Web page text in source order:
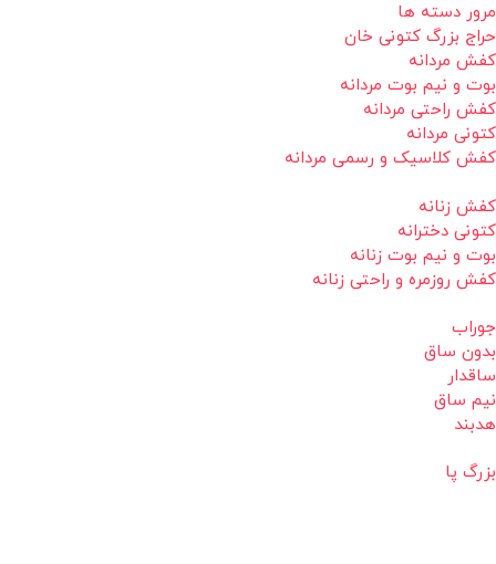
مرور دسته ها
حراج بزرگ کتونی خان
کفش مردانه
بوت و نیم بوت مردانه
کفش راحتی مردانه
کتونی مردانه
کفش کلاسیک و رسمی مردانه
کفش زنانه
کتونی دخترانه
بوت و نیم بوت زنانه
کفش روزمره و راحتی زنانه
جوراب
بدون ساق
ساقدار
نیم ساق
هدبند
بزرگ پا